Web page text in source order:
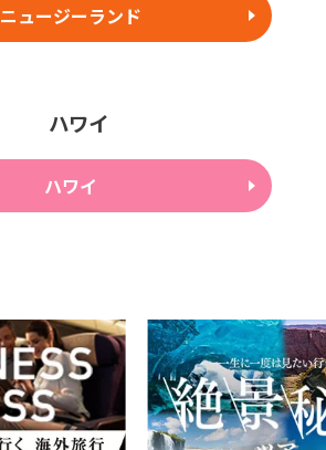
ニュージーランド
ハワイ
ハワイ